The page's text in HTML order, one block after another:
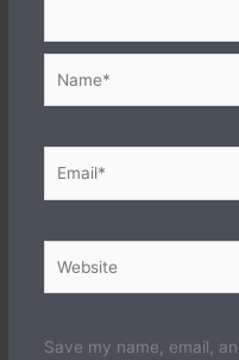
Save my name, email,